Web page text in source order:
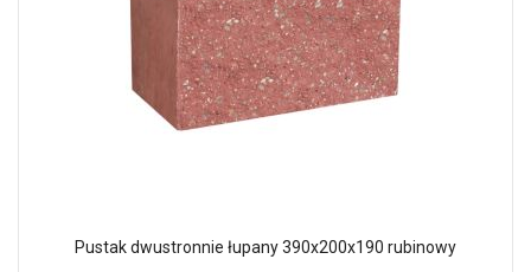
Pustak dwustronnie łupany 390x200x190 rubinowy